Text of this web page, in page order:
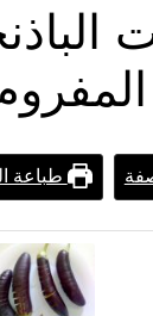
طباعة